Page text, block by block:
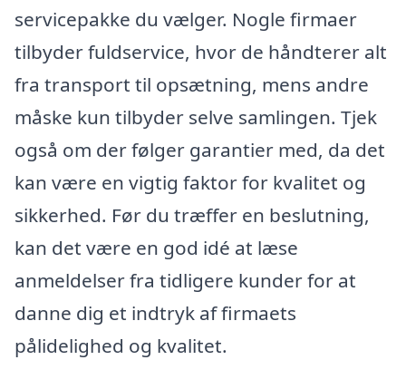
servicepakke du vælger. Nogle firmaer
tilbyder fuldservice, hvor de håndterer alt
fra transport til opsætning, mens andre
måske kun tilbyder selve samlingen. Tjek
også om der følger garantier med, da det
kan være en vigtig faktor for kvalitet og
sikkerhed. Før du træffer en beslutning,
kan det være en god idé at læse
anmeldelser fra tidligere kunder for at
danne dig et indtryk af firmaets
pålidelighed og kvalitet.